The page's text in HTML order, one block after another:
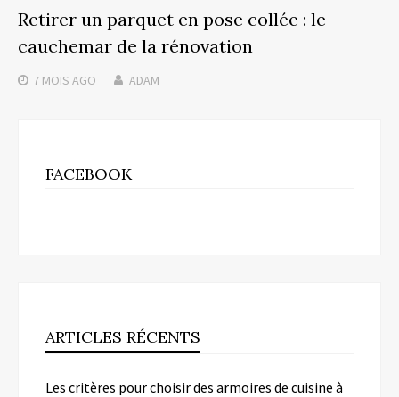
Retirer un parquet en pose collée : le
cauchemar de la rénovation
7 MOIS AGO ADAM
FACEBOOK
ARTICLES RÉCENTS
Les critères pour choisir des armoires de cuisine à